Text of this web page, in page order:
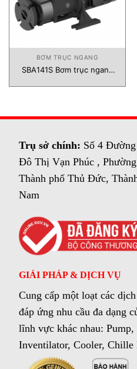
BƠM TRỤC NGANG
SBA141S Bơm trục ngang
Trụ sở chính: Số 4
Đô Thị Vạn Phúc ,
Thành phố Thủ Đức,
Nam
GIẢI PHÁP & DỊCH VỤ
Cung cấp một loạt các
đáp ứng nhu cầu đa dạng
lĩnh vực khác nhau:
Inventilator, Cooler, Chille